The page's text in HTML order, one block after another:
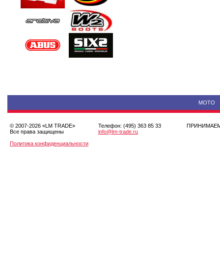
МОТО
© 2007-2026 «LM TRADE»
Все права защищены
Политика конфиденциальности
Телефон: (495) 363 85 33
info@lm-trade.ru